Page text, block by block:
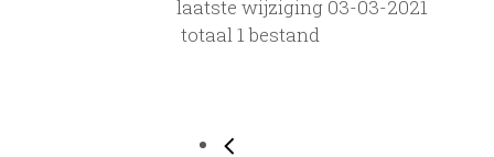
laatste wijziging 03-03-2021
totaal 1 bestand